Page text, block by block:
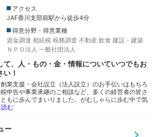
アクセス
JAF香川支部前駅から徒歩4分
得意分野・得意業種
資金調達 相続税 税務調査 不動産 飲食 建設・建築
ＮＰＯ法人 一般社団法人
て、人・もの・金・情報についていつでもお
！
業支援・会社設立（法人設立）のお手伝いはもちろ
申告や事業承継のご相談など、多くの経営者の皆さ
もに歩んでまいりました。がむしゃらに歩む中で気
む
ー